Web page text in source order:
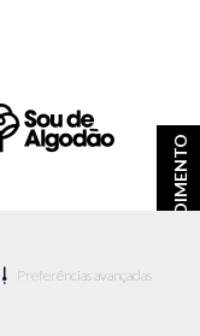
Preferências avançadas
ATENDIMENTO